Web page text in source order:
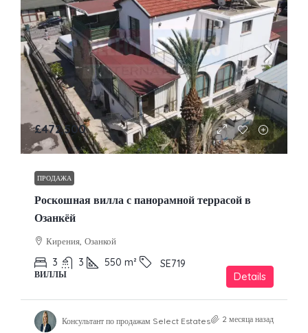
£472,500
ПРОДАЖА
Роскошная вилла с панорамной террасой в
Озанкёй
Кирения, Озанкой
3 3 550 m² SE719
ВИЛЛЫ Details
Консультант по продажам Select Estates 2 месяца назад